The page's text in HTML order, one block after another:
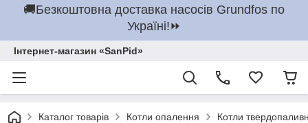
🚚Безкоштовна доставка насосів Grundfos по
Україні!⏩
Інтернет-магазин «SanPid»
Каталог товарів Котли опалення Котли